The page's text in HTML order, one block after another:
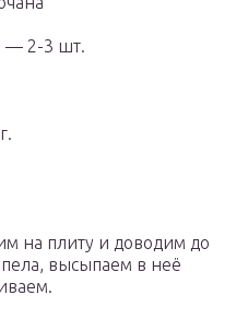
— 2-3 шт.
на плиту и доводим до
высыпаем в неё